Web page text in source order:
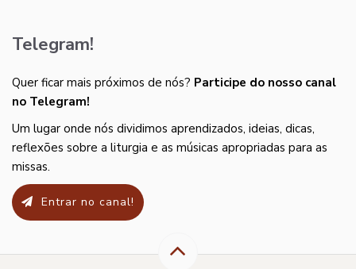
Telegram!
Quer ficar mais próximos de nós? Participe do nosso canal
no Telegram!
Um lugar onde nós dividimos aprendizados, ideias, dicas,
reflexões sobre a liturgia e as músicas apropriadas para as
missas.
Entrar no canal!